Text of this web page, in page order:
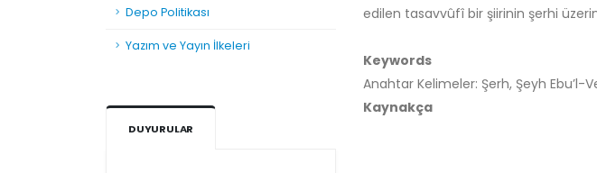
Depo Politikası
Yazım ve Yayın İlkeleri
DUYURULAR
edilen tasavvûfî bir şiirinin şerhi
Keywords
Anahtar Kelimeler: Şerh, Şeyh
Kaynakça